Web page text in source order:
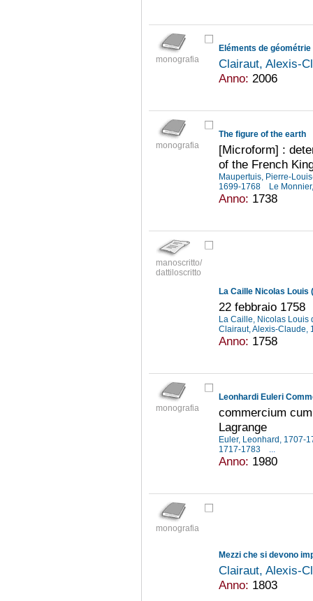
monografia
Eléments de géométrie
Clairaut, Alexis-
Anno: 2006
monografia
The figure of the earth
[Microform] :
of the French
Maupertuis, Pierre-
1699-1768
Le
Anno: 1738
manoscritto/
dattiloscritto
La Caille Nicolas Louis
22 febbraio 1758
La Caille, Nicolas
Clairaut, Alexis-Claude,
Anno: 1758
monografia
Leonhardi Euleri
commercium
Lagrange
Euler, Leonhard, 1707-
1717-1783
...
Anno: 1980
monografia
Mezzi che si devono
Clairaut, Alexis-
Anno: 1803